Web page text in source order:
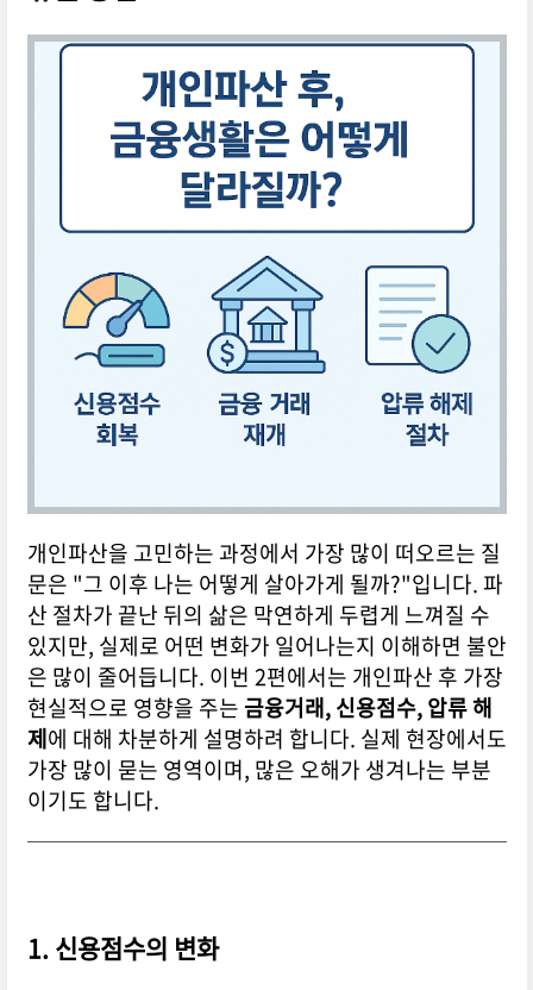
개인파산을 고민하는 과정에서 가장 많이 떠오르는 질
문은 "그 이후 나는 어떻게 살아가게 될까?"입니다. 파
산 절차가 끝난 뒤의 삶은 막연하게 두렵게 느껴질 수
있지만, 실제로 어떤 변화가 일어나는지 이해하면 불안
은 많이 줄어듭니다. 이번 2편에서는 개인파산 후 가장
현실적으로 영향을 주는 금융거래, 신용점수, 압류 해
제에 대해 차분하게 설명하려 합니다. 실제 현장에서도
가장 많이 묻는 영역이며, 많은 오해가 생겨나는 부분
이기도 합니다.
1. 신용점수의 변화